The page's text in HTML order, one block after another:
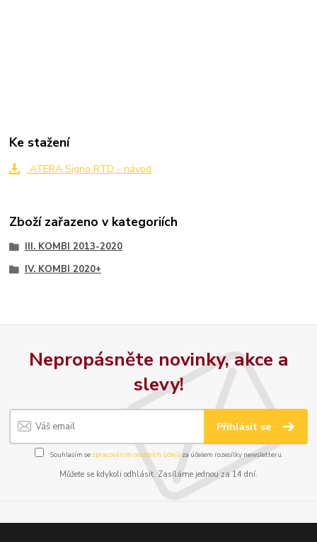
Ke stažení
ATERA Signo RTD - návod
Zboží zařazeno v kategoriích
III. KOMBI 2013-2020
IV. KOMBI 2020+
Nepropásněte novinky, akce a
slevy!
Přihlásit se
Souhlasím se zpracováním osobních údajůza účelem rozesílky newsletteru.
Můžete se kdykoli odhlásit. Zasíláme jednou za 14 dní.